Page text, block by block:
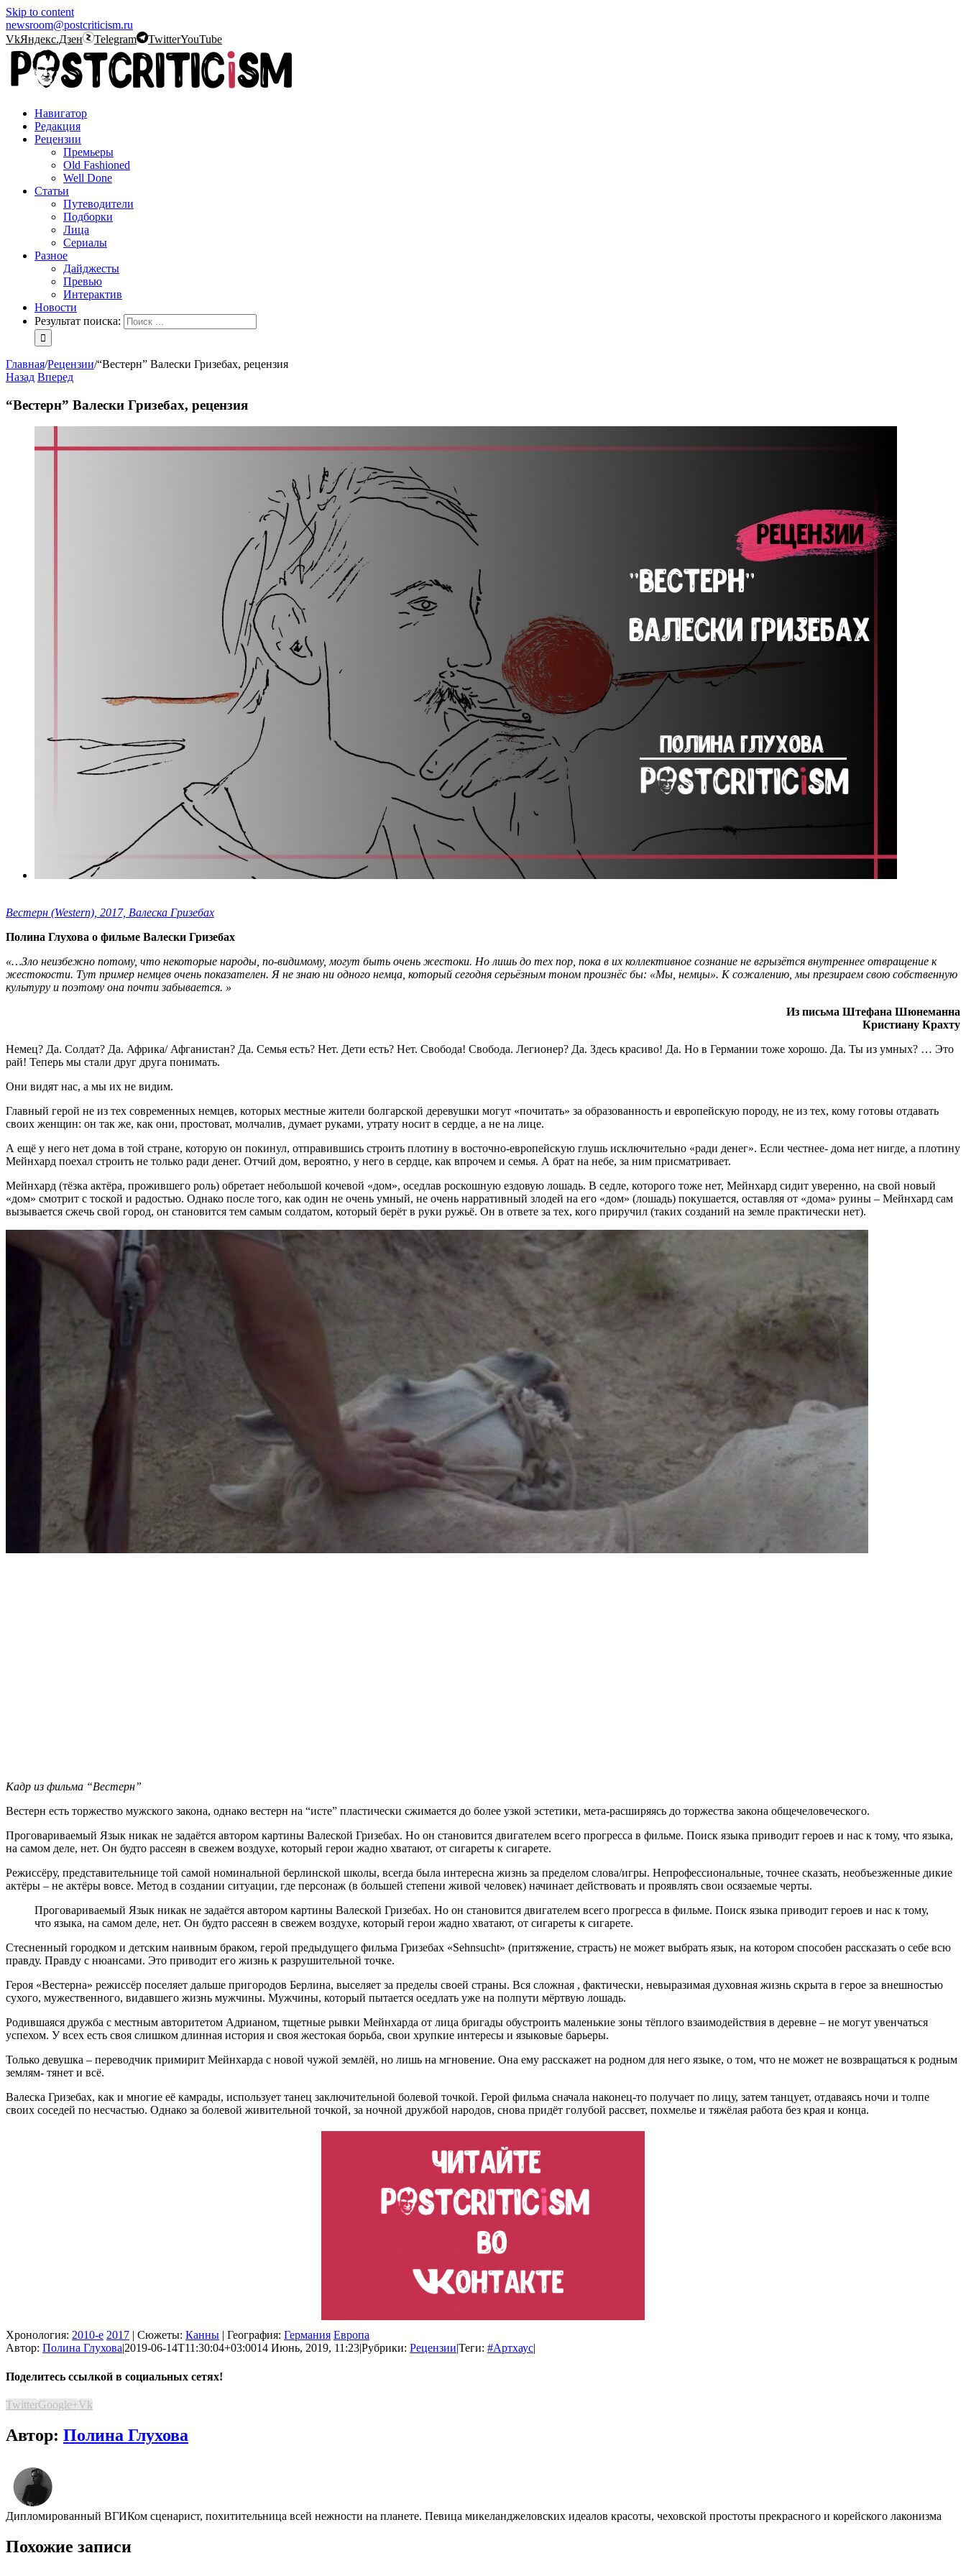
Skip to content
newsroom@postcriticism.ru
VkЯндекс.Дзен Telegram TwitterYouTube
Навигатор
Редакция
Рецензии
Премьеры
Old Fashioned
Well Done
Статьи
Путеводители
Подборки
Лица
Сериалы
Разное
Дайджесты
Превью
Интерактив
Новости
Результат поиска:
Главная/Рецензии/“Вестерн” Валески Гризебах, рецензия
Назад Вперед
“Вестерн” Валески Гризебах, рецензия
Вестерн (Western), 2017, Валеска Гризебах
Полина Глухова о фильме Валески Гризебах
«…Зло неизбежно потому, что некоторые народы, по-видимому, могут быть очень жестоки. Но лишь до тех пор, пока в их коллективное сознание не вгрызётся внутреннее отвращение к
жестокости. Тут пример немцев очень показателен. Я не знаю ни одного немца, который сегодня серьёзным тоном произнёс бы: «Мы, немцы». К сожалению, мы презираем свою собственную
культуру и поэтому она почти забывается. »
Из письма Штефана Шюнеманна
Кристиану Крахту
Немец? Да. Солдат? Да. Африка/ Афганистан? Да. Семья есть? Нет. Дети есть? Нет. Свобода! Свобода. Легионер? Да. Здесь красиво! Да. Но в Германии тоже хорошо. Да. Ты из умных? … Это
рай! Теперь мы стали друг друга понимать.
Они видят нас, а мы их не видим.
Главный герой не из тех современных немцев, которых местные жители болгарской деревушки могут «почитать» за образованность и европейскую породу, не из тех, кому готовы отдавать
своих женщин: он так же, как они, простоват, молчалив, думает руками, утрату носит в сердце, а не на лице.
А ещё у него нет дома в той стране, которую он покинул, отправившись строить плотину в восточно-европейскую глушь исключительно «ради денег». Если честнее- дома нет нигде, а плотину
Мейнхард поехал строить не только ради денег. Отчий дом, вероятно, у него в сердце, как впрочем и семья. А брат на небе, за ним присматривает.
Мейнхард (тёзка актёра, прожившего роль) обретает небольшой кочевой «дом», оседлав роскошную ездовую лошадь. В седле, которого тоже нет, Мейнхард сидит уверенно, на свой новый
«дом» смотрит с тоской и радостью. Однако после того, как один не очень умный, не очень нарративный злодей на его «дом» (лошадь) покушается, оставляя от «дома» руины – Мейнхард сам
вызывается сжечь свой город, он становится тем самым солдатом, который берёт в руки ружьё. Он в ответе за тех, кого приручил (таких созданий на земле практически нет).
Кадр из фильма “Вестерн”
Вестерн есть торжество мужского закона, однако вестерн на “исте” пластически сжимается до более узкой эстетики, мета-расширяясь до торжества закона общечеловеческого.
Проговариваемый Язык никак не задаётся автором картины Валеской Гризебах. Но он становится двигателем всего прогресса в фильме. Поиск языка приводит героев и нас к тому, что языка,
на самом деле, нет. Он будто рассеян в свежем воздухе, который герои жадно хватают, от сигареты к сигарете.
Режиссёру, представительнице той самой номинальной берлинской школы, всегда была интересна жизнь за пределом слова/игры. Непрофессиональные, точнее сказать, необъезженные дикие
актёры – не актёры вовсе. Метод в создании ситуации, где персонаж (в большей степени живой человек) начинает действовать и проявлять свои осязаемые черты.
Проговариваемый Язык никак не задаётся автором картины Валеской Гризебах. Но он становится двигателем всего прогресса в фильме. Поиск языка приводит героев и нас к тому,
что языка, на самом деле, нет. Он будто рассеян в свежем воздухе, который герои жадно хватают, от сигареты к сигарете.
Стесненный городком и детским наивным браком, герой предыдущего фильма Гризебах «Sehnsucht» (притяжение, страсть) не может выбрать язык, на котором способен рассказать о себе всю
правду. Правду с нюансами. Это приводит его жизнь к разрушительной точке.
Героя «Вестерна» режиссёр поселяет дальше пригородов Берлина, выселяет за пределы своей страны. Вся сложная , фактически, невыразимая духовная жизнь скрыта в герое за внешностью
сухого, мужественного, видавшего жизнь мужчины. Мужчины, который пытается оседлать уже на полпути мёртвую лошадь.
Родившаяся дружба с местным авторитетом Адрианом, тщетные рывки Мейнхарда от лица бригады обустроить маленькие зоны тёплого взаимодействия в деревне – не могут увенчаться
успехом. У всех есть своя слишком длинная история и своя жестокая борьба, свои хрупкие интересы и языковые барьеры.
Только девушка – переводчик примирит Мейнхарда с новой чужой землёй, но лишь на мгновение. Она ему расскажет на родном для него языке, о том, что не может не возвращаться к родным
землям- тянет и всё.
Валеска Гризебах, как и многие её камрады, использует танец заключительной болевой точкой. Герой фильма сначала наконец-то получает по лицу, затем танцует, отдаваясь ночи и толпе
своих соседей по несчастью. Однако за болевой живительной точкой, за ночной дружбой народов, снова придёт голубой рассвет, похмелье и тяжёлая работа без края и конца.
Хронология: 2010-е 2017 | Сюжеты: Канны | География: Германия Европа
Автор: Полина Глухова|2019-06-14T11:30:04+03:0014 Июнь, 2019, 11:23|Рубрики: Рецензии|Теги: #Артхаус|
Поделитесь ссылкой в социальных сетях!
TwitterGoogle+Vk
Автор: Полина Глухова
Дипломированный ВГИКом сценарист, похитительница всей нежности на планете. Певица микеланджеловских идеалов красоты, чеховской простоты прекрасного и корейского лаконизма
Похожие записи